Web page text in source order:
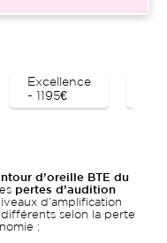
Excellence
- 1195€
d’oreille BTE du
pertes d’audition
d’amplification
selon la perte
: